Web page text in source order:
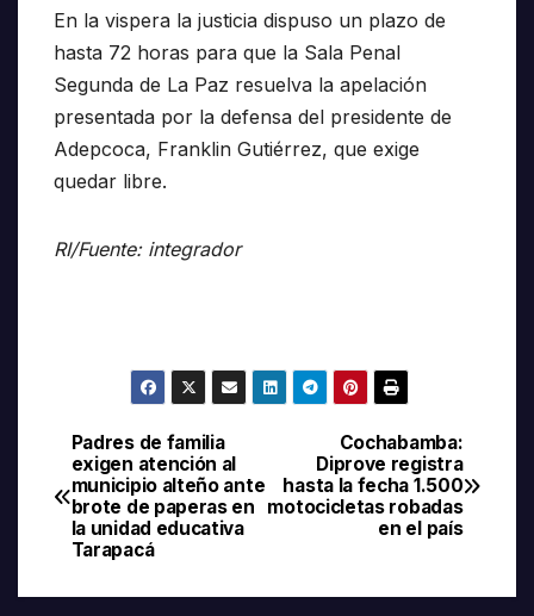
En la vispera la justicia dispuso un plazo de
hasta 72 horas para que la Sala Penal
Segunda de La Paz resuelva la apelación
presentada por la defensa del presidente de
Adepcoca, Franklin Gutiérrez, que exige
quedar libre.
RI/Fuente: integrador
Navegación
de
entradas
Cochabamba:
Diprove registra
hasta la fecha 1.500
motocicletas robadas
en el país
Padres de familia
exigen atención al
municipio alteño ante
brote de paperas en
la unidad educativa
Tarapacá